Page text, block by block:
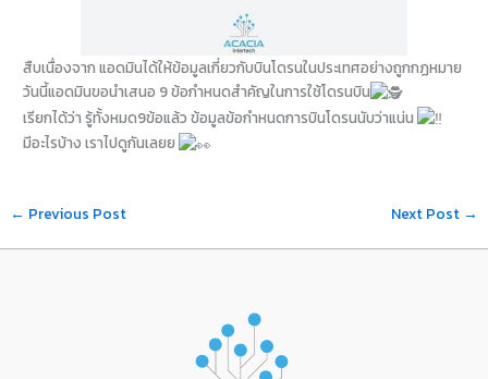
สืบเนื่องจาก แอดมินได้ให้ข้อมูลเกี่ยวกับบินโดรนในประเทศอย่างถูกกฏหมาย
วันนี้แอดมินขอนำเสนอ 9 ข้อกำหนดสำคัญในการใช้โดรนบิน
เรียกได้ว่า รู้ทั้งหมด9ข้อแล้ว ข้อมูลข้อกำหนดการบินโดรนนับว่าแน่น
มีอะไรบ้าง เราไปดูกันเลยย
← Previous Post Next Post →